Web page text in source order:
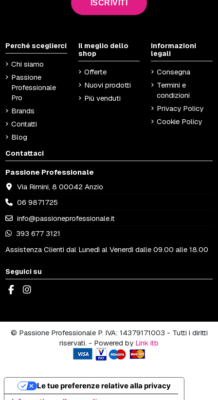
ISCRIVITI
Perché sceglierci
Chi siamo
Passione
Professionale
Pro
Brands
Contatti
Blog
Il meglio dello
shop
Offerte
Nuovi prodotti
Più venduti
Informazioni
legali
Consegna
Termini e
condizioni
Privacy Policy
Cookie Policy
Contattaci
Passione Professionale
Via Rimini, 8 00042 Anzio
06 9871725
info@passioneprofessionale.it
393 677 3121
Assistenza Clienti dal Lunedì al Venerdì dalle 09.00 alle 18.00
Seguici su
© Passione Professionale P. IVA: 14379171003 - Tutti i diritti
riservati. - Powered by Link itb
Le tue preferenze relative alla privacy